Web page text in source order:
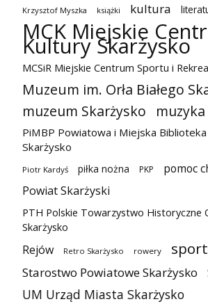
Krzysztof Myszka książki kultura
MCK Miejskie
Kultury Skarżysko
MCSiR Miejskie Centrum Sportu i
Muzeum im. Orła Białego
muzeum Skarżysko
muzyka
PiMBP Powiatowa i Miejska
Skarżysko
Piotr Kardyś piłka nożna PKP
pomoc
Powiat Skarżyski
PTH Polskie Towarzystwo Historyczne
Skarżysko
Rejów Retro Skarżysko rowery sport
Starostwo Powiatowe Skarżysko
UM Urząd Miasta Skarżysko